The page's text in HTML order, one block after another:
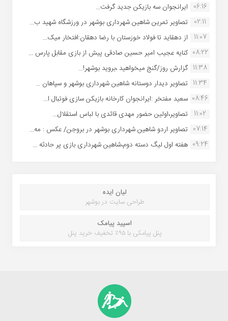
06:16 ایرانجوان سه بازیکن جدید گرفت...
02:11
تصاویر تمرین شاهین شهردارى بوشهر در ورزشگاه شهید ب...
11:07
از دهقاید تا فولاد خوزستان با رضا دهقان:افتخار میک...
08:22 کنایه عجیب امیر حسین صادقی پیش از بازی مقابل پارس ...
11:38 گزارش روز/گنج میخواهید ،بروید بوشهر!...
11:34 تصاویر دیدار دوستانه شاهین شهردارى بوشهر و سپاهان ...
08:46 سعید مفتخر :ایرانجوان کارخانه بازیکن سازی فوتبال ا...
11:02
تصاویر،اولین حضور مهدی قائدی با لباس استقلال...
07:14 تصاویر اردو شاهین شهرداری بوشهر در بروجن/ عکس : مه...
09:24 هفته اول لیگ دسته دوم،شاهین شهرداری بازی پر حادثه ...
لیان ایده
طراحی سایت در بوشهر
اسپید پیامک
پنل پیامکی با ۹۵٪ تخفیف خرید پنل